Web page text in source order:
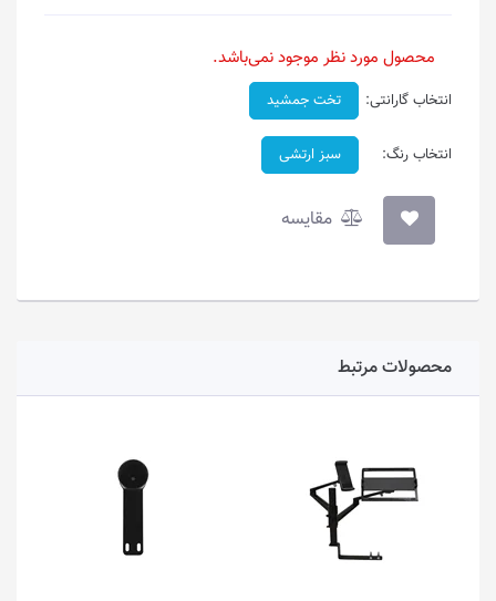
محصول مورد نظر موجود نمی‌باشد.
انتخاب گارانتی: تخت جمشید
انتخاب رنگ: سبز ارتشی
مقایسه
محصولات مرتبط